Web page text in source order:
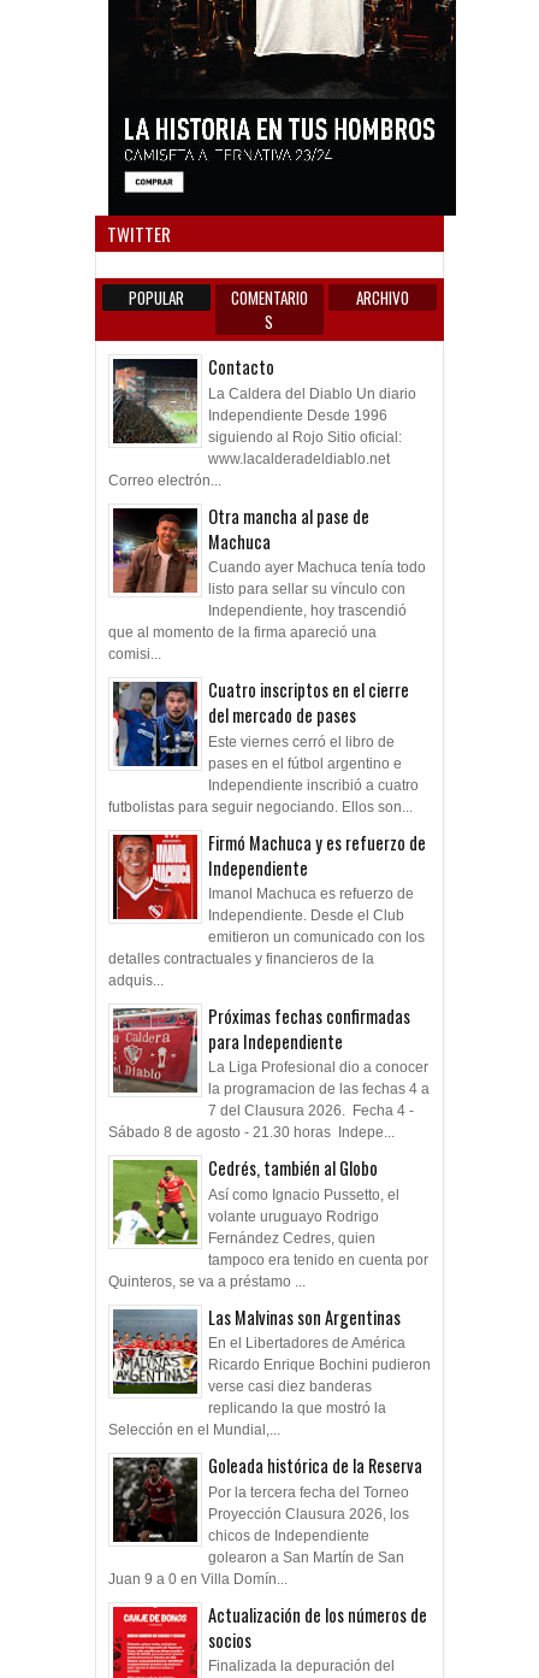
TWITTER
POPULAR
COMENTARIO
S
ARCHIVO
Contacto
La Caldera del Diablo Un diario
Independiente Desde 1996
siguiendo al Rojo Sitio oficial:
www.lacalderadeldiablo.net
Correo electrón...
Otra mancha al pase de
Machuca
Cuando ayer Machuca tenía todo
listo para sellar su vínculo con
Independiente, hoy trascendió
que al momento de la firma apareció una
comisi...
Cuatro inscriptos en el cierre
del mercado de pases
Este viernes cerró el libro de
pases en el fútbol argentino e
Independiente inscribió a cuatro
futbolistas para seguir negociando. Ellos son...
Firmó Machuca y es refuerzo de
Independiente
Imanol Machuca es refuerzo de
Independiente. Desde el Club
emitieron un comunicado con los
detalles contractuales y financieros de la
adquis...
Próximas fechas confirmadas
para Independiente
La Liga Profesional dio a conocer
la programacion de las fechas 4 a
7 del Clausura 2026. Fecha 4 -
Sábado 8 de agosto - 21.30 horas Indepe...
Cedrés, también al Globo
Así como Ignacio Pussetto, el
volante uruguayo Rodrigo
Fernández Cedres, quien
tampoco era tenido en cuenta por
Quinteros, se va a préstamo ...
Las Malvinas son Argentinas
En el Libertadores de América
Ricardo Enrique Bochini pudieron
verse casi diez banderas
replicando la que mostró la
Selección en el Mundial,...
Goleada histórica de la Reserva
Por la tercera fecha del Torneo
Proyección Clausura 2026, los
chicos de Independiente
golearon a San Martín de San
Juan 9 a 0 en Villa Domín...
Actualización de los números de
socios
Finalizada la depuración del